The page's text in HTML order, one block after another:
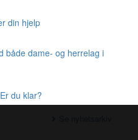
din hjelp
både dame- og herrelag i
du klar?